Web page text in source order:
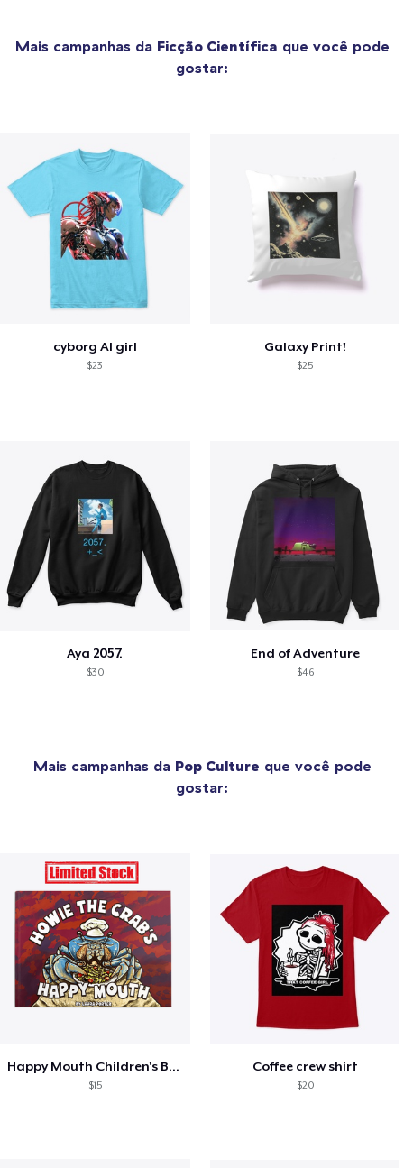
Mais campanhas da Ficção Científica que você pode
gostar:
cyborg AI girl
$23
Galaxy Print!
$25
Aya 2057.
$30
End of Adventure
$46
Mais campanhas da Pop Culture que você pode
gostar:
Happy Mouth Children's Book
$15
Coffee crew shirt
$20